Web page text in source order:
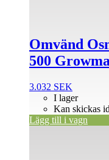
Omvänd
500
3.032 SEK
I lager
Kan skickas
Lägg till i vagn